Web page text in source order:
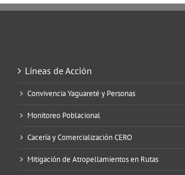
Líneas de Acción
Convivencia Yaguareté y Personas
Monitoreo Poblacional
Cacería y Comercialización CERO
Mitigación de Atropellamientos en Rutas